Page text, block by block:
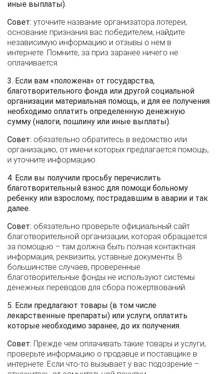
иные выплаты).
Совет: уточните название организатора лотереи,
основание признания вас победителем, найдите
независимую информацию и отзывы о нем в
интернете. Помните, за приз заранее ничего не
оплачивается.
3. Если вам «положена» от государства,
благотворительного фонда или другой социальной
организации материальная помощь, и для ее получения
необходимо оплатить определенную денежную
сумму (налоги, пошлину или иные выплаты).
Совет: обязательно обратитесь в ведомство или
организацию, от имени которых предлагается помощь,
и уточните информацию.
4. Если вы получили просьбу перечислить
благотворительный взнос для помощи больному
ребенку или взрослому, пострадавшим в аварии и так
далее.
Совет: обязательно проверьте официальный сайт
благотворительной организации, которая обращается
за помощью – там должна быть полная контактная
информация, реквизиты, уставные документы. В
большинстве случаев, проверенные
благотворительные фонды не используют системы
денежных переводов для сбора пожертвований.
5. Если предлагают товары (в том числе
лекарственные препараты) или услуги, оплатить
которые необходимо заранее, до их получения.
Совет: Прежде чем оплачивать такие товары и услуги,
проверьте информацию о продавце и поставщике в
интернете. Если что-то вызывает у вас подозрение –